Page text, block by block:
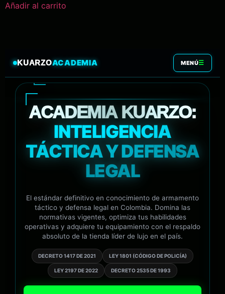
Añadir al carrito
KUARZOACADEMIA MENÚ☰
ACADEMIA KUARZO:
INTELIGENCIA
TÁCTICA Y DEFENSA
LEGAL
El estándar definitivo en conocimiento de armamento
táctico y defensa legal en Colombia. Domina las
normativas vigentes, optimiza tus habilidades
operativas y adquiere tu equipamiento con el respaldo
absoluto de la tienda líder de lujo en el país.
DECRETO 1417 DE 2021 LEY 1801 (CÓDIGO DE POLICÍA)
LEY 2197 DE 2022 DECRETO 2535 DE 1993